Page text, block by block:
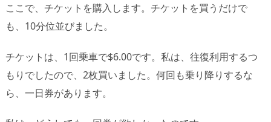
ここで、チケットを購入します。チケットを買うだけで
も、10分位並びました。
チケットは、1回乗車で$6.00です。私は、往復利用するつ
もりでしたので、2枚買いました。何回も乗り降りするな
ら、一日券があります。